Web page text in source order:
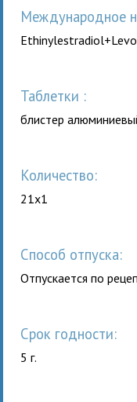
Международное
таблетки :
блистер
Количество:
21x1
Способ отпуска:
Отпускается по
Срок годности:
5 г.